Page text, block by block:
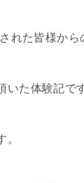
れた皆様から
いた体験記で
。